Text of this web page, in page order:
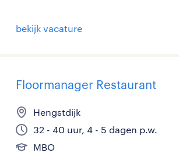
bekijk vacature
Floormanager Restaurant
Hengstdijk
32 - 40 uur, 4 - 5 dagen p.w.
MBO